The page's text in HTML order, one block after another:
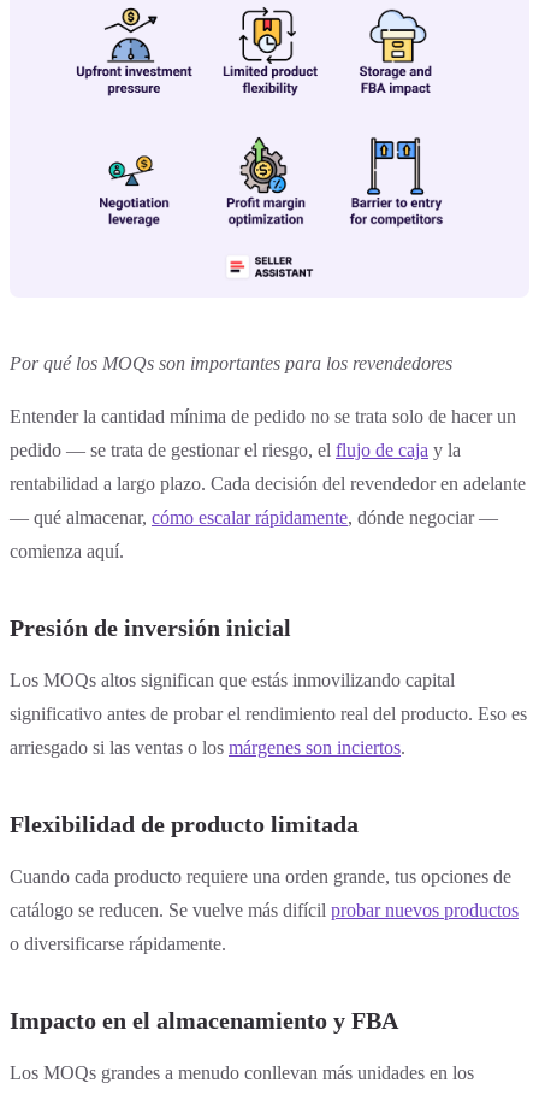
Por qué los MOQs son importantes para los revendedores
Entender la cantidad mínima de pedido no se trata solo de hacer un
pedido — se trata de gestionar el riesgo, el flujo de caja y la
rentabilidad a largo plazo. Cada decisión del revendedor en adelante
— qué almacenar, cómo escalar rápidamente, dónde negociar —
comienza aquí.
Presión de inversión inicial
Los MOQs altos significan que estás inmovilizando capital
significativo antes de probar el rendimiento real del producto. Eso es
arriesgado si las ventas o los márgenes son inciertos.
Flexibilidad de producto limitada
Cuando cada producto requiere una orden grande, tus opciones de
catálogo se reducen. Se vuelve más difícil probar nuevos productos
o diversificarse rápidamente.
Impacto en el almacenamiento y FBA
Los MOQs grandes a menudo conllevan más unidades en los